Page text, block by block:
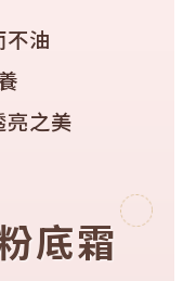
油
亮之美
底霜